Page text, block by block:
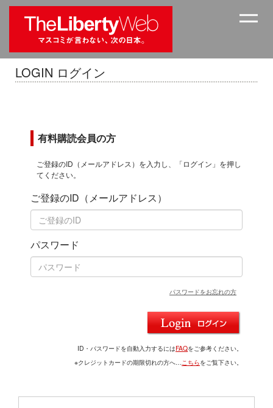
LOGIN ログイン
有料購読会員の方
ご登録のID（メールアドレス）を入力し、「ログイン」を押し
てください。
ご登録のID（メールアドレス）
パスワード
パスワードをお忘れの方
ID・パスワードを自動入力するにはFAQをご参考ください。
※クレジットカードの期限切れの方へ…こちらをご覧下さい。